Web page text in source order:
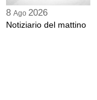
8 Ago 2026
Notiziario del mattino